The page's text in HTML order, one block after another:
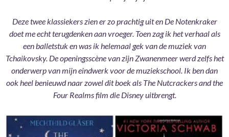
Deze twee klassiekers zien er zo prachtig uit en De Notenkraker
doet me echt terugdenken aan vroeger. Toen zag ik het verhaal als
een balletstuk en was ik helemaal gek van de muziek van
Tchaikovsky. De openingsscène van zijn Zwanenmeer werd zelfs het
onderwerp van mijn eindwerk voor de muziekschool. Ik ben dan
ook heel benieuwd naar zowel dit boek als The Nutcrackers and the
Four Realms film die Disney uitbrengt.